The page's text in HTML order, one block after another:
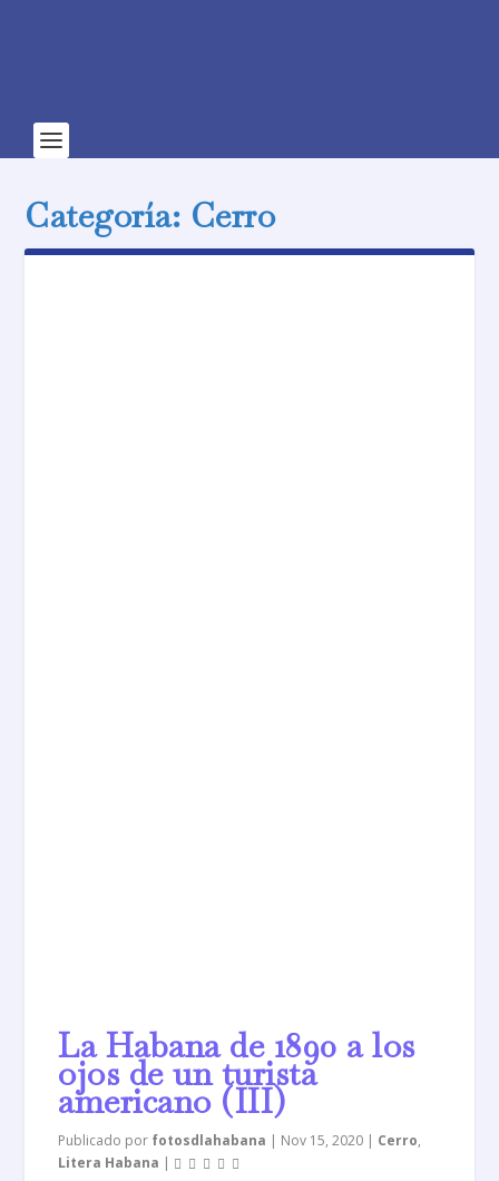
Categoría: Cerro
La Habana de 1890 a los
ojos de un turista
americano (III)
Publicado por fotosdlahabana | Nov 15, 2020 | Cerro,
Litera Habana |